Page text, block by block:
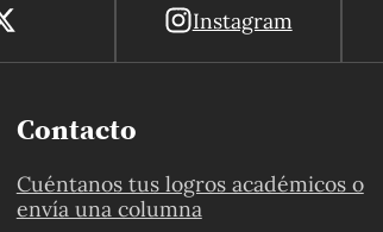
Instagram
Contacto
Cuéntanos tus logros académicos o
envía una columna